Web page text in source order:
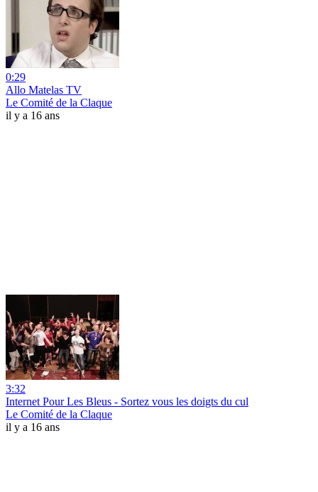
0:29
Allo Matelas TV
Le Comité de la Claque
il y a 16 ans
3:32
Internet Pour Les Bleus - Sortez vous les doigts du cul
Le Comité de la Claque
il y a 16 ans